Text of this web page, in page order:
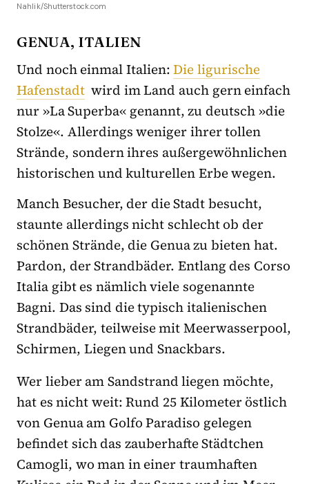
Nahlik/Shutterstock.com
GENUA, ITALIEN
Und noch einmal Italien:Die ligurische
Hafenstadt wird im Land auch gern einfach
nur »La Superba« genannt, zu deutsch »die
Stolze«. Allerdings weniger ihrer tollen
Strände, sondern ihres außergewöhnlichen
historischen und kulturellen Erbe wegen.
Manch Besucher, der die Stadt besucht,
staunte allerdings nicht schlecht ob der
schönen Strände, die Genua zu bieten hat.
Pardon, der Strandbäder. Entlang des Corso
Italia gibt es nämlich viele sogenannte
Bagni. Das sind die typisch italienischen
Strandbäder, teilweise mit Meerwasserpool,
Schirmen, Liegen und Snackbars.
Wer lieber am Sandstrand liegen möchte,
hat es nicht weit: Rund 25 Kilometer östlich
von Genua am Golfo Paradiso gelegen
befindet sich das zauberhafte Städtchen
Camogli, wo man in einer traumhaften